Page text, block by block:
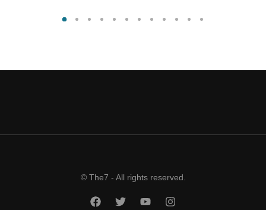
© The7 - All rights reserved.